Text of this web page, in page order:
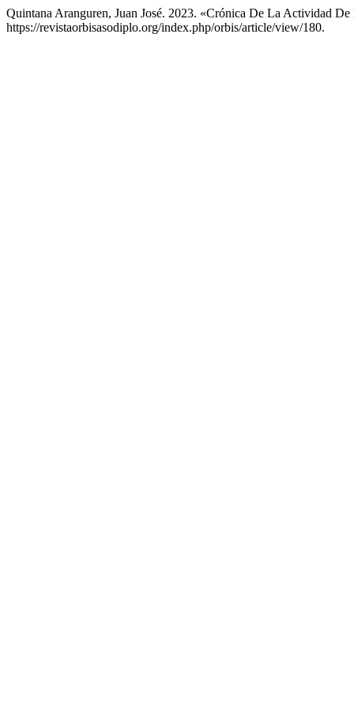
Quintana Aranguren, Juan José. 2023. «Crónica De La Actividad
https://revistaorbisasodiplo.org/index.php/orbis/article/view/180.